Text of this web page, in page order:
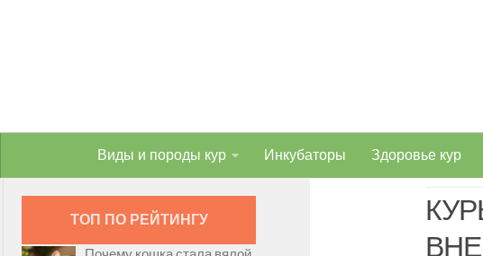
Виды и породы кур Инкубаторы Здоровье кур
ТОП ПО РЕЙТИНГУ